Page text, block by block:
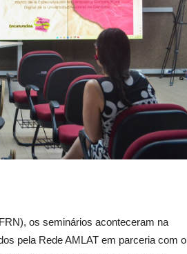
os seminários aconteceram na
pela Rede AMLAT em parceria com o